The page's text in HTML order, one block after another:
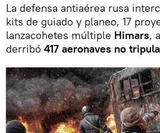
La defensa antiaérea rusa
kits de guiado y planeo, 17
lanzacohetes múltiple Himars,
derribó 417 aeronaves no